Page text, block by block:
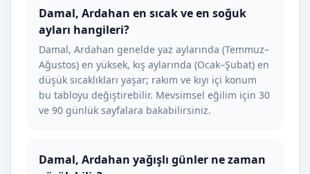
Damal, Ardahan en sıcak ve en soğuk
ayları hangileri?
Damal, Ardahan genelde yaz aylarında (Temmuz–
Ağustos) en yüksek, kış aylarında (Ocak–Şubat) en
düşük sıcaklıkları yaşar; rakım ve kıyı içi konum
bu tabloyu değiştirebilir. Mevsimsel eğilim için 30
ve 90 günlük sayfalara bakabilirsiniz.
Damal, Ardahan yağışlı günler ne zaman